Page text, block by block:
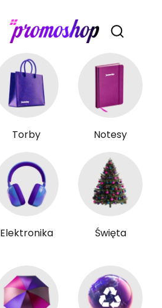
Otwórz
Torby Notesy
Elektronika Święta